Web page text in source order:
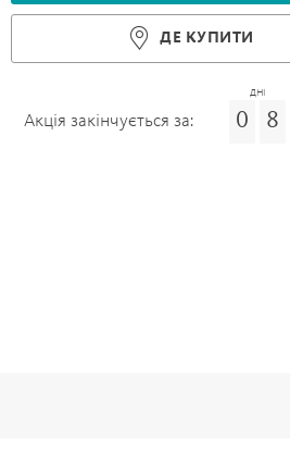
ДЕ КУПИТИ
Акція закінчується за:
ДНІ
0 8